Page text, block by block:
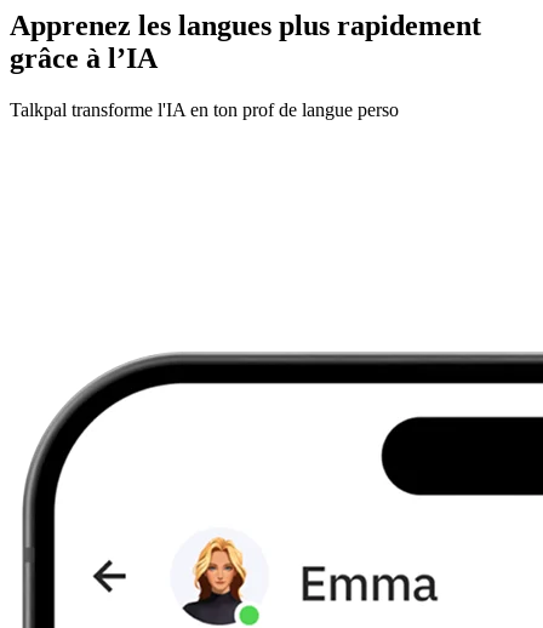
Apprenez les langues plus rapidement
grâce à l’IA
Talkpal transforme l'IA en ton prof de langue perso